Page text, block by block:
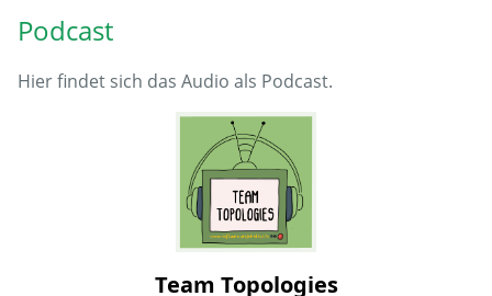
Podcast
Hier findet sich das Audio als Podcast.